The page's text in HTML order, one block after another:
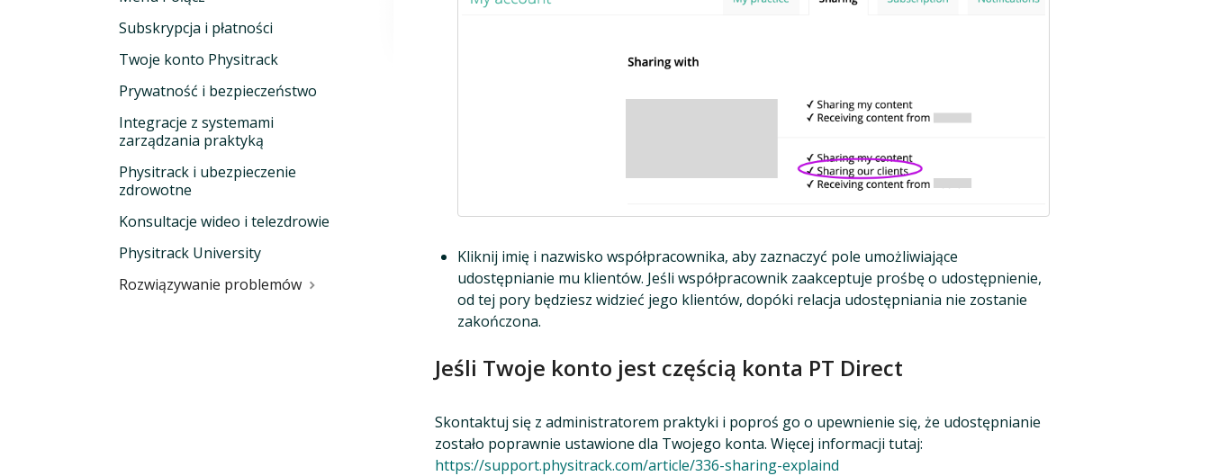
Kliknij imię i nazwisko współpracownika, aby zaznaczyć pole umożliwiające
udostępnianie mu klientów. Jeśli współpracownik zaakceptuje prośbę o udostępnienie,
od tej pory będziesz widzieć jego klientów, dopóki relacja udostępniania nie zostanie
zakończona.
Jeśli Twoje konto jest częścią konta PT Direct
Skontaktuj się z administratorem praktyki i poproś go o upewnienie się, że udostępnianie
zostało poprawnie ustawione dla Twojego konta. Więcej informacji tutaj:
https://support.physitrack.com/article/336-sharing-explaind
Subskrypcja i płatności
Twoje konto Physitrack
Prywatność i bezpieczeństwo
Integracje z systemami
zarządzania praktyką
Physitrack i ubezpieczenie
zdrowotne
Konsultacje wideo i telezdrowie
Physitrack University
Rozwiązywanie problemów